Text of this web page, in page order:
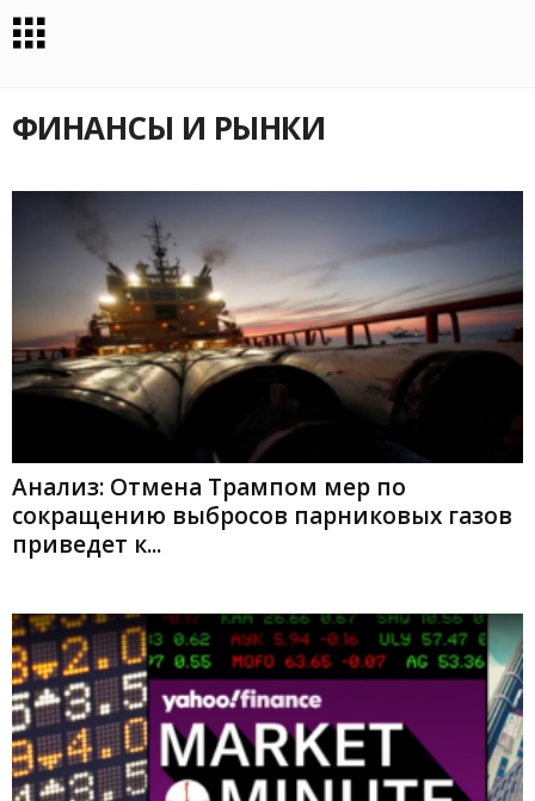
ФИНАНСЫ И РЫНКИ
Анализ: Отмена Трампом мер по
сокращению выбросов парниковых газов
приведет к...